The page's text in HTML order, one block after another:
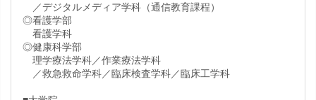
／デジタルメディア学科（通信教育課程）
◎看護学部
看護学科
◎健康科学部
理学療法学科／作業療法学科
／救急救命学科／臨床検査学科／臨床工学科